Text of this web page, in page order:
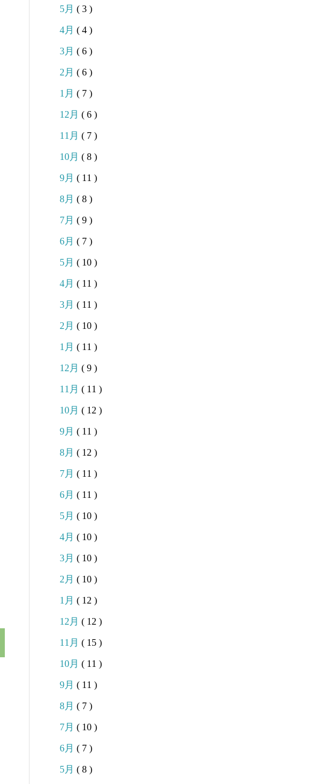
5月 ( 3 )
4月 ( 4 )
3月 ( 6 )
2月 ( 6 )
1月 ( 7 )
12月 ( 6 )
11月 ( 7 )
10月 ( 8 )
9月 ( 11 )
8月 ( 8 )
7月 ( 9 )
6月 ( 7 )
5月 ( 10 )
4月 ( 11 )
3月 ( 11 )
2月 ( 10 )
1月 ( 11 )
12月 ( 9 )
11月 ( 11 )
10月 ( 12 )
9月 ( 11 )
8月 ( 12 )
7月 ( 11 )
6月 ( 11 )
5月 ( 10 )
4月 ( 10 )
3月 ( 10 )
2月 ( 10 )
1月 ( 12 )
12月 ( 12 )
11月 ( 15 )
10月 ( 11 )
9月 ( 11 )
8月 ( 7 )
7月 ( 10 )
6月 ( 7 )
5月 ( 8 )